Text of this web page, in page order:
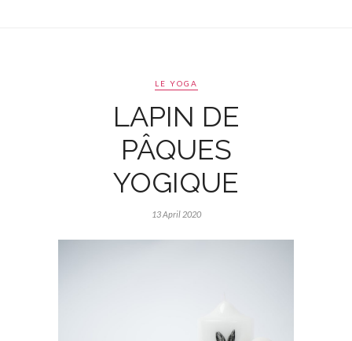
LE YOGA
LAPIN DE
PÂQUES
YOGIQUE
13 April 2020